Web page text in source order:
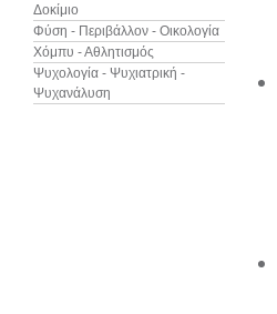
Δοκίμιο
Φύση - Περιβάλλον - Οικολογία
Χόμπυ - Αθλητισμός
Ψυχολογία - Ψυχιατρική -
Ψυχανάλυση